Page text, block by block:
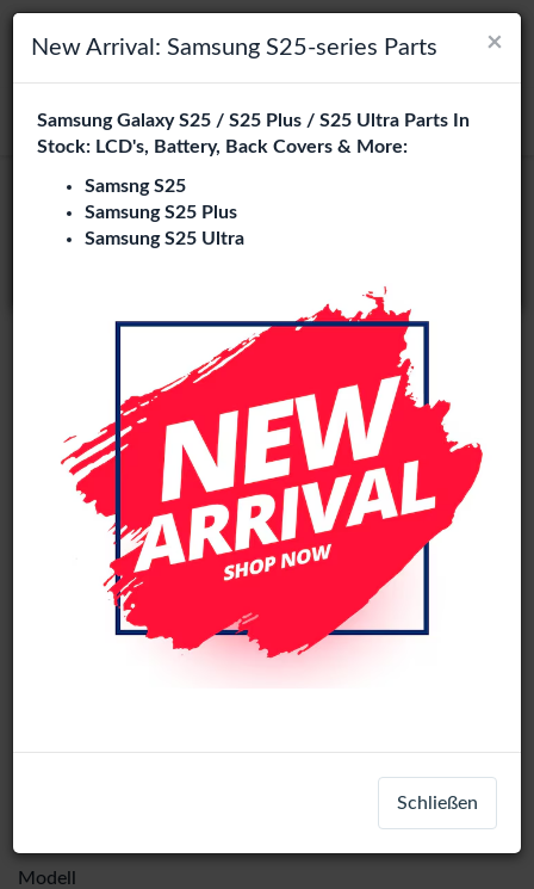
×
Wählen Sie Ihre Sprache
Es sieht so aus, als wären Sie in Vereinigte Staaten
Besuchen Sie
Navigation umschalten
suchen
Login
Wave Leather Book Case iPhone 13
Modell
×
New Arrival: Samsung S25-series Parts
Samsung Galaxy S25 / S25 Plus / S25 Ultra Parts In
Stock: LCD's, Battery, Back Covers & More:
Samsng S25
Samsung S25 Plus
Samsung S25 Ultra
Schließen